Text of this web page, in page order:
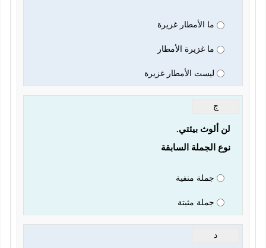
ما الأمطار غزيرة
ما غزيرة الأمطار
ليست الأمطار غزيرة
ج
لن ألوث بيئتي.
نوع الجملة السابقة
جملة منفية
جملة مثبتة
د